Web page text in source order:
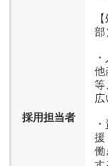
採用担当者
部
他
等
広
援
働